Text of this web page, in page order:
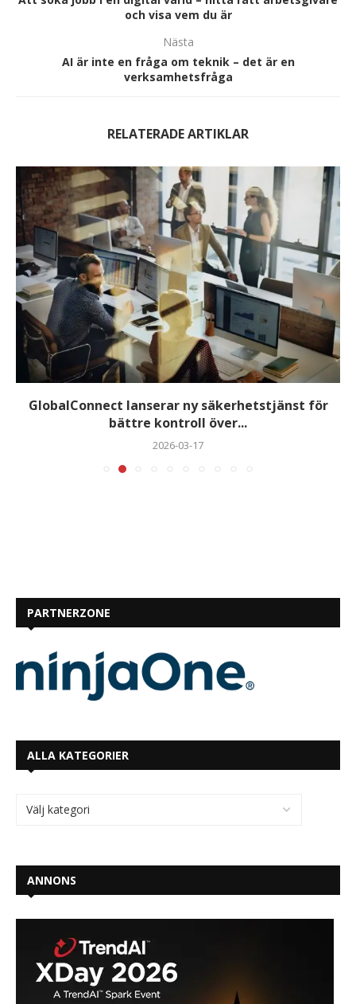
och visa vem du är
Nästa
AI är inte en fråga om teknik – det är en
verksamhetsfråga
RELATERADE ARTIKLAR
GlobalConnect lanserar ny säkerhetstjänst för
bättre kontroll över...
2026-03-17
PARTNERZONE
ALLA KATEGORIER
ANNONS